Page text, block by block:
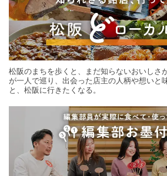
松阪のまちを歩くと、まだ知らないおいしさ
が一人で巡り、出会った店主の人柄や想いと
と、松阪に行きたくなる。